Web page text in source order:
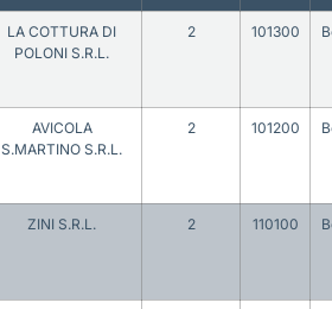
LA COTTURA DI
POLONI S.R.L.
2 101300
AVICOLA
S.MARTINO S.R.L.
2 101200
ZINI S.R.L. 2 110100